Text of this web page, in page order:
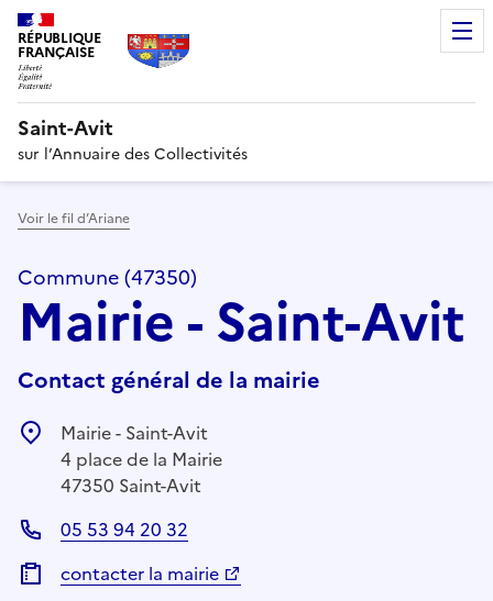
RÉPUBLIQUE
FRANÇAISE
Saint-Avit
sur l’Annuaire des Collectivités
Voir le fil d’Ariane
Commune (47350)
Mairie - Saint-Avit
Contact général de la mairie
Mairie - Saint-Avit
4 place de la Mairie
47350 Saint-Avit
05 53 94 20 32
contacter la mairie